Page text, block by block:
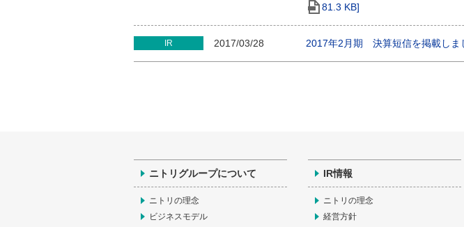
81.3 KB]
IR 2017/03/28 2017年2月期 決算短信を掲載しま
ニトリグループについて
ニトリの理念
ビジネスモデル
IR情報
ニトリの理念
経営方針